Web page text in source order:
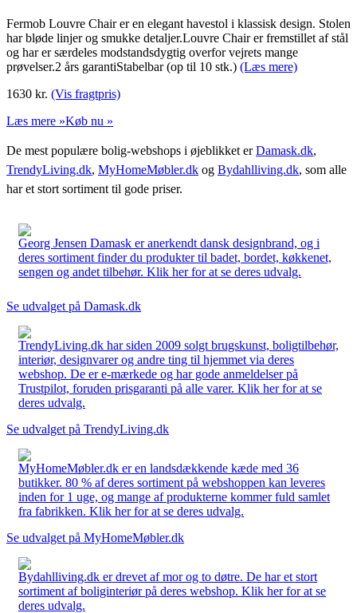
Fermob Louvre Chair er en elegant havestol i klassisk design. Stolen
har bløde linjer og smukke detaljer.Louvre Chair er fremstillet af stål
og har er særdeles modstandsdygtig overfor vejrets mange
prøvelser.2 års garantiStabelbar (op til 10 stk.) (Læs mere)
1630 kr. (Vis fragtpris)
Læs mere »Køb nu »
De mest populære bolig-webshops i øjeblikket erDamask.dk,
TrendyLiving.dk, MyHomeMøbler.dk og Bydahlliving.dk, som alle
har et stort sortiment til gode priser.
Georg Jensen Damask er anerkendt dansk designbrand, og i
deres sortiment finder du produkter til badet, bordet, køkkenet,
sengen og andet tilbehør. Klik her for at se deres udvalg.
Se udvalget på Damask.dk
TrendyLiving.dk har siden 2009 solgt brugskunst, boligtilbehør,
interiør, designvarer og andre ting til hjemmet via deres
webshop. De er e-mærkede og har gode anmeldelser på
Trustpilot, foruden prisgaranti på alle varer. Klik her for at se
deres udvalg.
Se udvalget på TrendyLiving.dk
MyHomeMøbler.dk er en landsdækkende kæde med 36
butikker. 80 % af deres sortiment på webshoppen kan leveres
inden for 1 uge, og mange af produkterne kommer fuld samlet
fra fabrikken. Klik her for at se deres udvalg.
Se udvalget på MyHomeMøbler.dk
Bydahlliving.dk er drevet af mor og to døtre. De har et stort
sortiment af boliginteriør på deres webshop. Klik her for at se
deres udvalg.